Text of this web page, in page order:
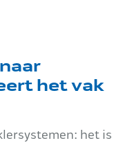
het vak
het is